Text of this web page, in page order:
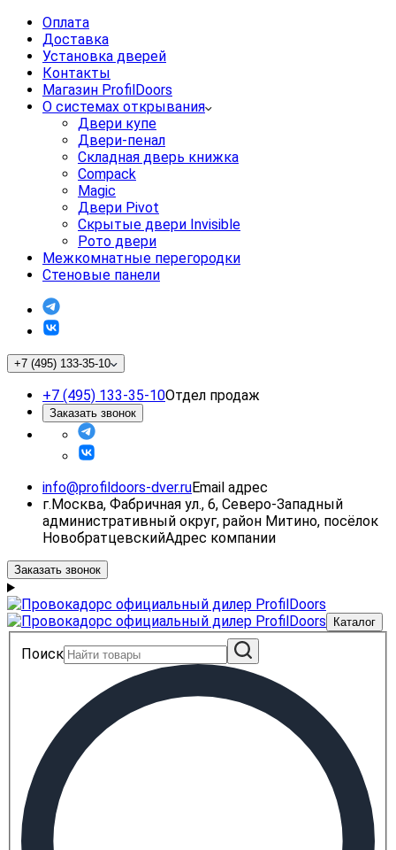
Оплата
Доставка
Установка дверей
Контакты
Магазин ProfilDoors
О системах открывания
Двери купе
Двери-пенал
Складная дверь книжка
Compack
Magic
Двери Pivot
Скрытые двери Invisible
Рото двери
Межкомнатные перегородки
Стеновые панели
+7 (495) 133-35-10
+7 (495) 133-35-10Отдел продаж
Заказать звонок
info@profildoors-dver.ruEmail адрес
г.Москва, Фабричная ул., 6, Северо-Западный
административный округ, район Митино, посёлок
НовобратцевскийАдрес компании
Заказать звонок
Каталог
Поиск